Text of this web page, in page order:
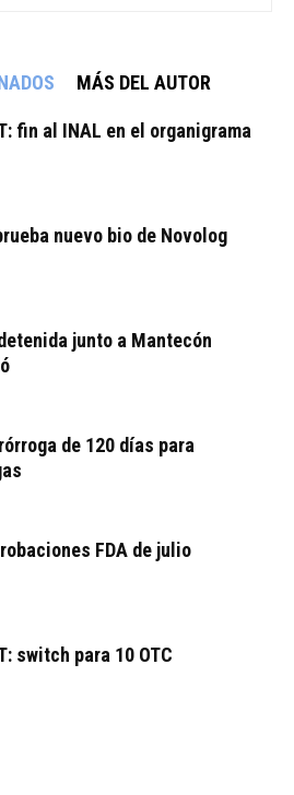
MÁS DEL AUTOR
fin al INAL en el organigrama
nuevo bio de Novolog
junto a Mantecón
de 120 días para
FDA de julio
switch para 10 OTC